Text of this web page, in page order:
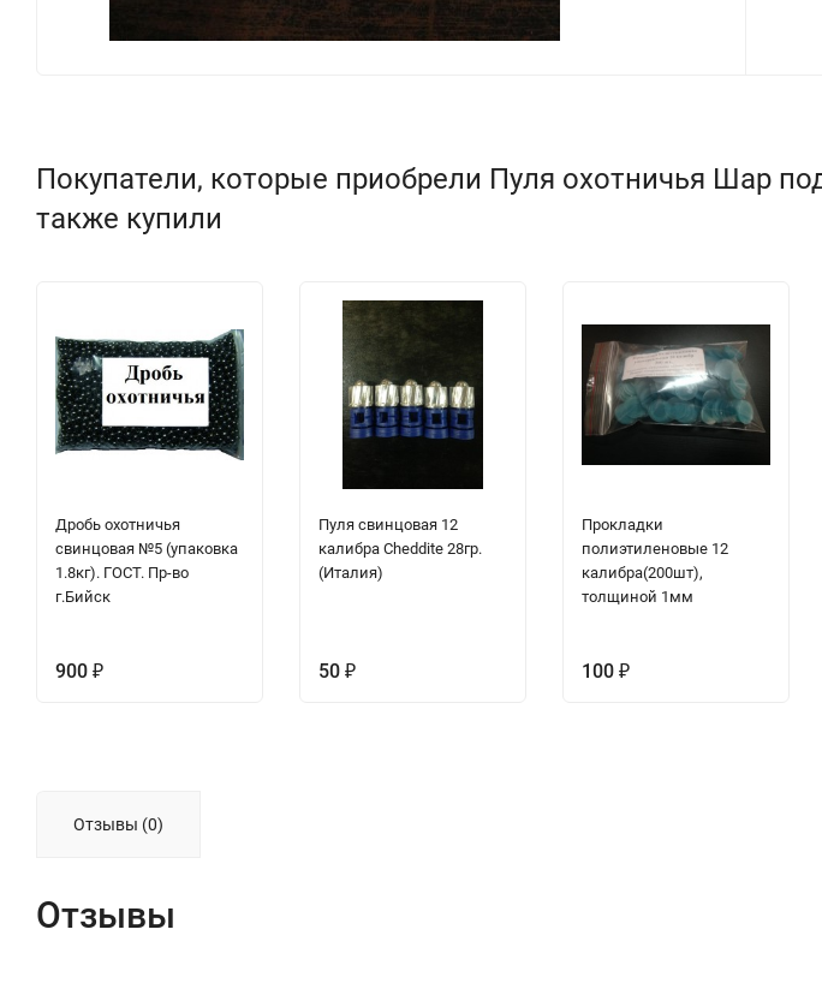
Покупатели, которые приобрели Пуля охотничья Шар
также купили
Дробь охотничья
свинцовая №5 (упаковка
1.8кг). ГОСТ. Пр-во
г.Бийск
900 ₽
Пуля свинцовая 12
калибра Cheddite 28гр.
(Италия)
50 ₽
Прокладки
полиэтиленовые 12
калибра(200шт),
толщиной 1мм
100 ₽
Отзывы (0)
Отзывы